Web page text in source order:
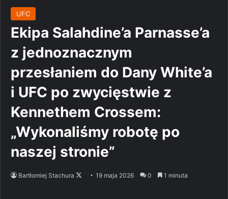
UFC
Ekipa Salahdine’a Parnasse’a
z jednoznacznym
przesłaniem do Dany White’a
i UFC po zwycięstwie z
Kennethem Crossem:
„Wykonaliśmy robotę po
naszej stronie”
Bartłomiej Stachura
Follow19 maja 2026 0 1 minuta